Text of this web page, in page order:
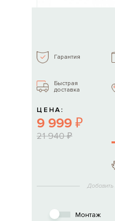
Гарантия
Быстрая
доставка
ЦЕНА:
9 999 ₽
21 940 ₽
Добавить
Монтаж